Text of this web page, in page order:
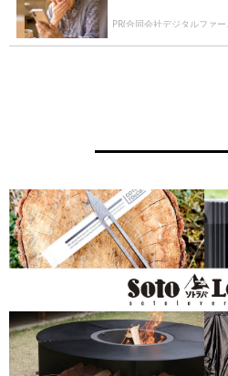
PR(合同会社デジタルファ